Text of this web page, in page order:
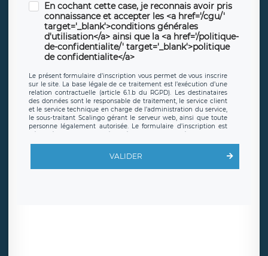
En cochant cette case, je reconnais avoir pris
connaissance et accepter les <a href='/cgu/'
target='_blank'>conditions générales
d'utilisation</a> ainsi que la <a href='/politique-
de-confidentialite/' target='_blank'>politique
de confidentialite</a>
Le présent formulaire d’inscription vous permet de vous inscrire
sur le site. La base légale de ce traitement est l’exécution d’une
relation contractuelle (article 6.1.b du RGPD). Les destinataires
des données sont le responsable de traitement, le service client
et le service technique en charge de l’administration du service,
le sous-traitant Scalingo gérant le serveur web, ainsi que toute
personne légalement autorisée. Le formulaire d’inscription est
offrant desclauses de protection conformes au RGPD. Les
en sollicite la suppression, étant entendu que vous pouvez
demander la suppression de vos données et retirer votre
VALIDER